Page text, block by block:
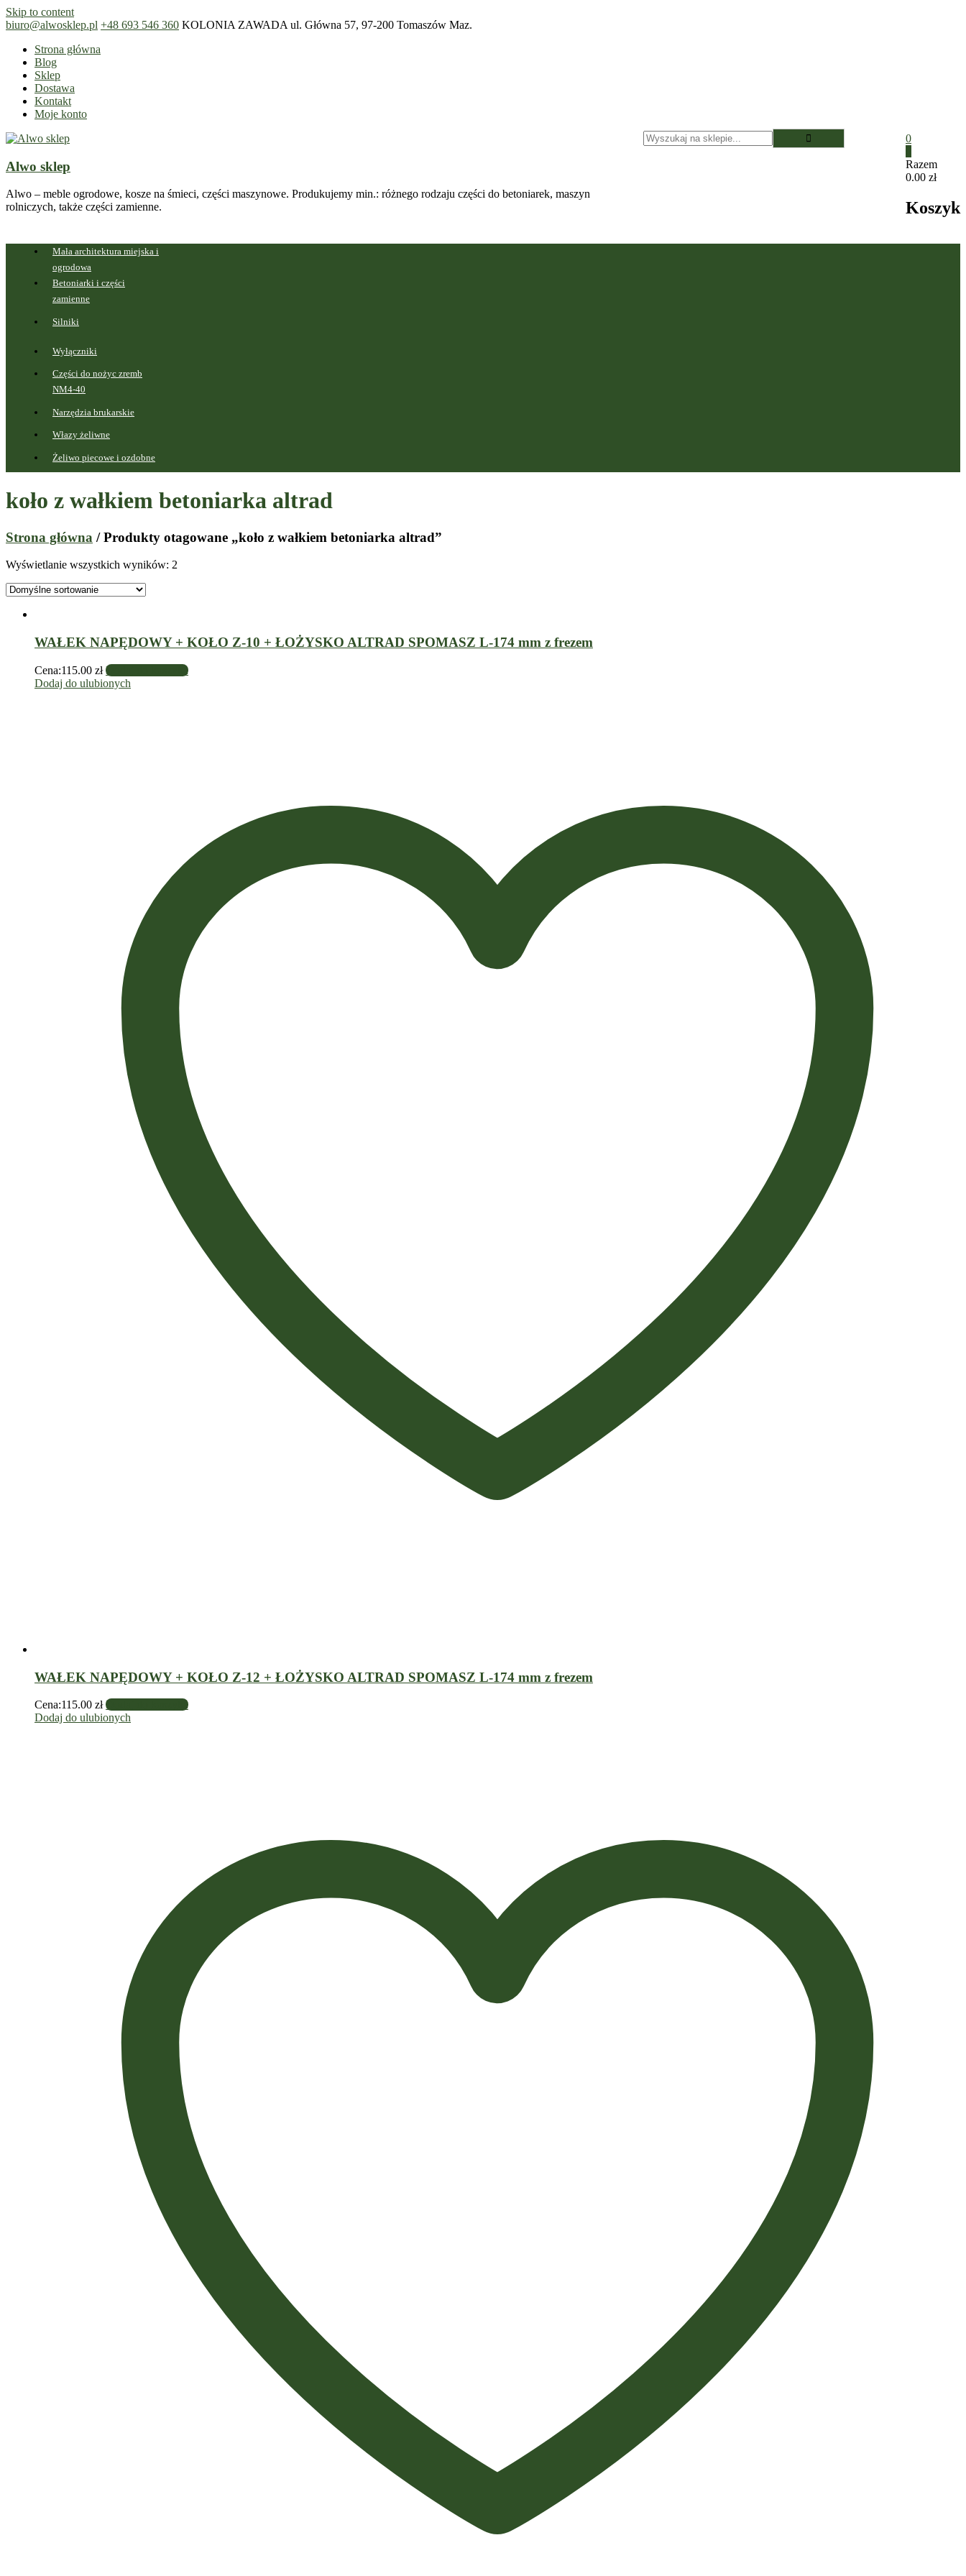
Skip to content
biuro@alwosklep.pl +48 693 546 360 KOLONIA ZAWADA ul. Główna 57, 97-200 Tomaszów Maz.
Strona główna
Blog
Sklep
Dostawa
Kontakt
Moje konto
Alwo sklep
Alwo – meble ogrodowe, kosze na śmieci, części maszynowe. Produkujemy min.: różnego rodzaju części do betoniarek, maszyn
rolniczych, także części zamienne.
0
Razem
0.00 zł
Koszyk
Mała architektura miejska i
ogrodowa
Betoniarki i części
zamienne
Silniki
Wyłączniki
Części do nożyc zremb
NM4-40
Narzędzia brukarskie
Włazy żeliwne
Żeliwo piecowe i ozdobne
koło z wałkiem betoniarka altrad
Strona główna / Produkty otagowane „koło z wałkiem betoniarka altrad”
Wyświetlanie wszystkich wyników: 2
WAŁEK NAPĘDOWY + KOŁO Z-10 + ŁOŻYSKO ALTRAD SPOMASZ L-174 mm z frezem
Cena:115.00 zł Dodaj do koszyka
Dodaj do ulubionych
WAŁEK NAPĘDOWY + KOŁO Z-12 + ŁOŻYSKO ALTRAD SPOMASZ L-174 mm z frezem
Cena:115.00 zł Dodaj do koszyka
Dodaj do ulubionych